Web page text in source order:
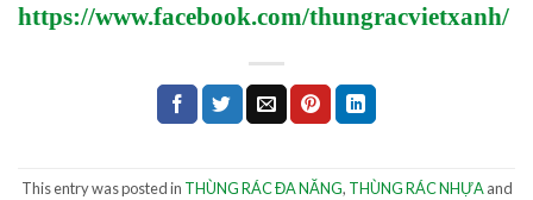
https://www.facebook.com/thungracvietxanh/
This entry was posted in THÙNG RÁC ĐA NĂNG, THÙNG RÁC NHỰAand